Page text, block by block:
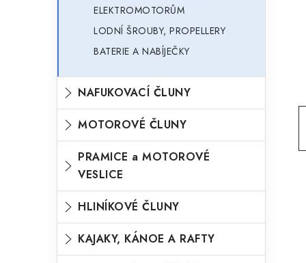
p
a
n
e
e
ELEKTROMOTORŮM
LODNÍ ŠROUBY, PROPELLERY
BATERIE A NABÍJEČKY
NAFUKOVACÍ ČLUNY
MOTOROVÉ ČLUNY
PRAMICE a MOTOROVÉ
VESLICE
HLINÍKOVÉ ČLUNY
KAJAKY, KÁNOE A RAFTY